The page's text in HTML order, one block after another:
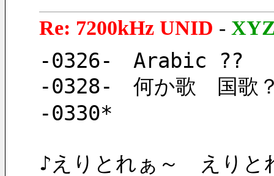
Re: 7200kHz UNID -
-0326-　Arabic ??
-0328-　何か歌　国歌
-0330*
♪えりとれぁ～　えりと